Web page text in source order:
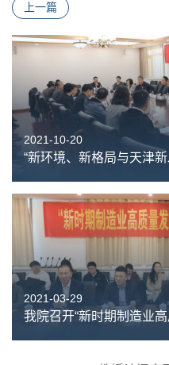
上一篇
2021-10-20
2021-03-29